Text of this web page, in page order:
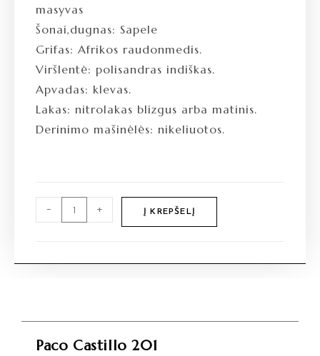
masyvas
Šonai,dugnas: Sapele
Grifas: Afrikos raudonmedis.
Viršlentė: polisandras indiškas.
Apvadas: klevas.
Lakas: nitrolakas blizgus arba matinis.
Derinimo mašinėlės: nikeliuotos.
- + Į KREPŠELĮ
Paco Castillo 201